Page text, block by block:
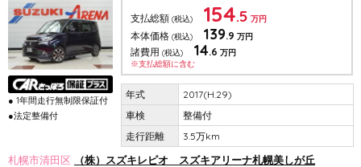
● 1年間走行無制限保証付
●法定整備付
支払総額 (税込) 154.5 万円
本体価格 (税込) 139.9 万円
諸費用 (税込) 14.6 万円
※支払総額に含む
2017(H.29)
整備付
3.5万km
札幌市清田区 （株）スズキレピオ スズキアリーナ札幌美しが丘